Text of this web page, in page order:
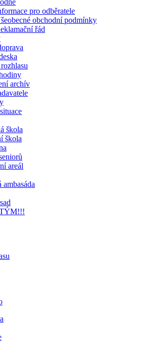
pro odběratele
obchodní podmínky
řád
archív
škola
škola
areál
ambasáda